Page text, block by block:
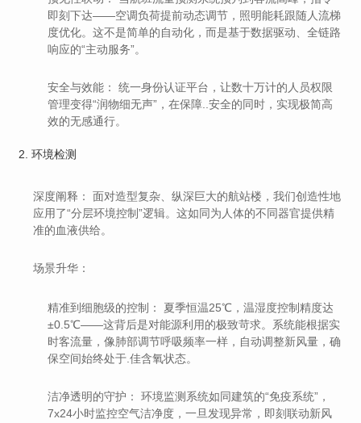
即刻下达——空调负荷提前动态调节，照明能耗跟随人流梯
度优化。这不是简单的自动化，而是基于数据驱动、全链路
响应的“主动服务”。
安全与效能：
统一身份认证平台，让数十万计的人员权限
管理变得“润物细无声”，在保障..安全的同时，实现极简高
效的无感通行。
2. 环境检测
深度阐释：
面对造型复杂、纵深巨大的航站楼，我们创造性地
应用了“分层环境控制”逻辑。这如同为人体的不同器官提供精
准的血液供给。
场景升华：
精准到细胞级的控制：
夏季恒温25℃，温湿度控制精度达
±0.5℃——这背后是对能源利用的极致苛求。系统能根据实
时客流量，像肺部调节呼吸频率一样，自动调整新风量，确
保空间始终处于 .佳含氧状态。
洁净透明的守护：
环境监测系统如同建筑的“免疫系统”，
7x24小时监控空气洁净度，一旦发现异常，即刻联动新风